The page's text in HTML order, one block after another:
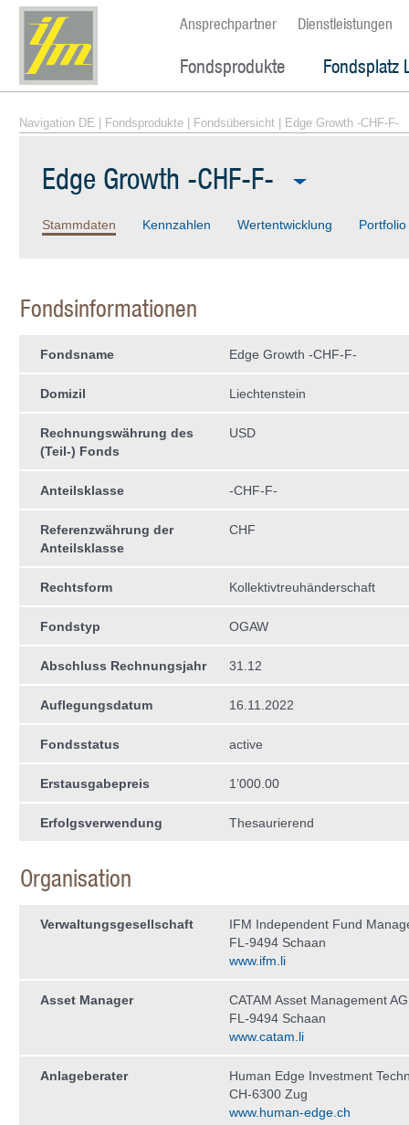
Ansprechpartner Dienstleistungen
Fondsprodukte Fondsplatz
Navigation DE Fondsprodukte Fondsübersicht | Edge Growth -CHF-F-
Edge Growth -CHF-F-
Stammdaten Kennzahlen Wertentwicklung Portfolio
Fondsinformationen
Fondsname Edge Growth -CHF-F-
Domizil Liechtenstein
Rechnungswährung des
(Teil-) Fonds
USD
Anteilsklasse -CHF-F-
Referenzwährung der
Anteilsklasse
CHF
Rechtsform Kollektivtreuhän­derschaft
Fondstyp OGAW
Abschluss Rechnungsjahr 31.12
Auflegungsdatum 16.11.2022
Fondsstatus active
Erstausgabepreis 1’000.00
Erfolgsverwendung Thesaurierend
Organisation
Verwaltungs­gesellschaft
IFM Independent Fund
FL-9494 Schaan
www.ifm.li
Asset Manager
CATAM Asset Management AG
FL-9494 Schaan
www.catam.li
Anlageberater
Human Edge Investment
CH-6300 Zug
www.human-edge.ch